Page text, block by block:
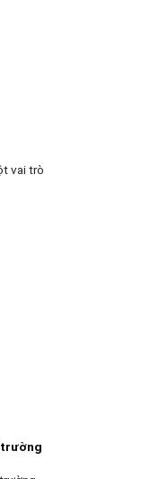
vai trò
trường